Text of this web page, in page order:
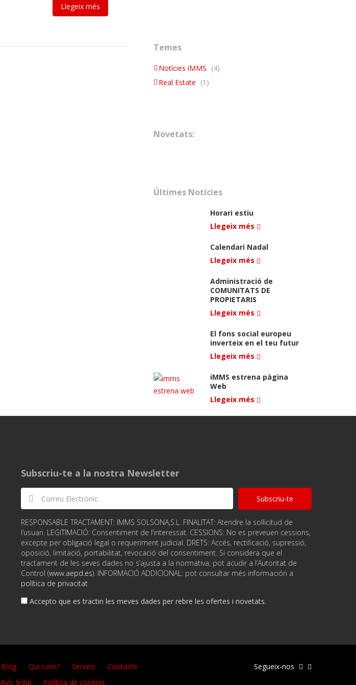
Llegeix més
Temes
Notícies iMMS (4)
Real Estate (1)
Novetats:
Últimes Notícies
Horari estiu
Llegeix més
Calendari Nadal
Llegeix més
Administració de
COMUNITATS DE
PROPIETARIS
Llegeix més
El fons social europeu
inverteix en el teu futur
Llegeix més
iMMS estrena pàgina
Web
Llegeix més
Subscriu-te a la nostra Newsletter
Subscriu-te
RESPONSABLE TRACTAMENT: IMMS SOLSONA,S.L. FINALITAT: Atendre la sol·licitud de
l’usuari. LEGITIMACIÓ: Consentiment de l‘interessat. CESSIONS: No es preveuen cessions,
excepte per obligació legal o requeriment judicial. DRETS: Accés, rectificació, supressió,
oposició, limitació, portabilitat, revocació del consentiment. Si considera que el
tractament de les seves dades no s’ajusta a la normativa, pot acudir a l’Autoritat de
Control (www.aepd.es). INFORMACIÓ ADDICIONAL: pot consultar més información a
política de privacitat
Accepto que es tractin les meves dades per rebre les ofertes i novetats.
Blog Qui som? Serveis
Contacte
Avís legal Política de cookies
Segueix-nos